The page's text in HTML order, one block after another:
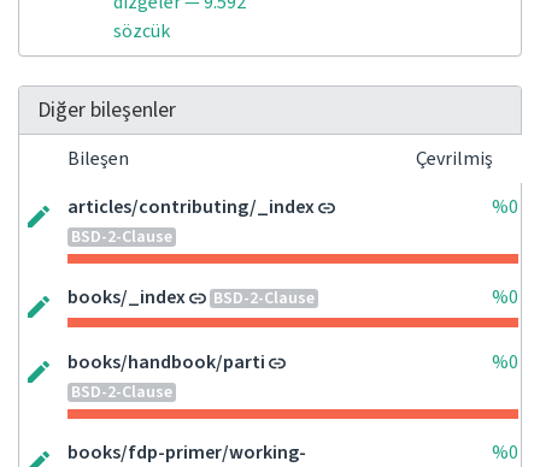
sözcük
Diğer bileşenler
Bileşen
Çevrilmiş
articles/contributing/_index
BSD-2-Clause
%0
books/_index BSD-2-Clause %0
books/handbook/parti
BSD-2-Clause
%0
books/fdp-primer/working-
%0